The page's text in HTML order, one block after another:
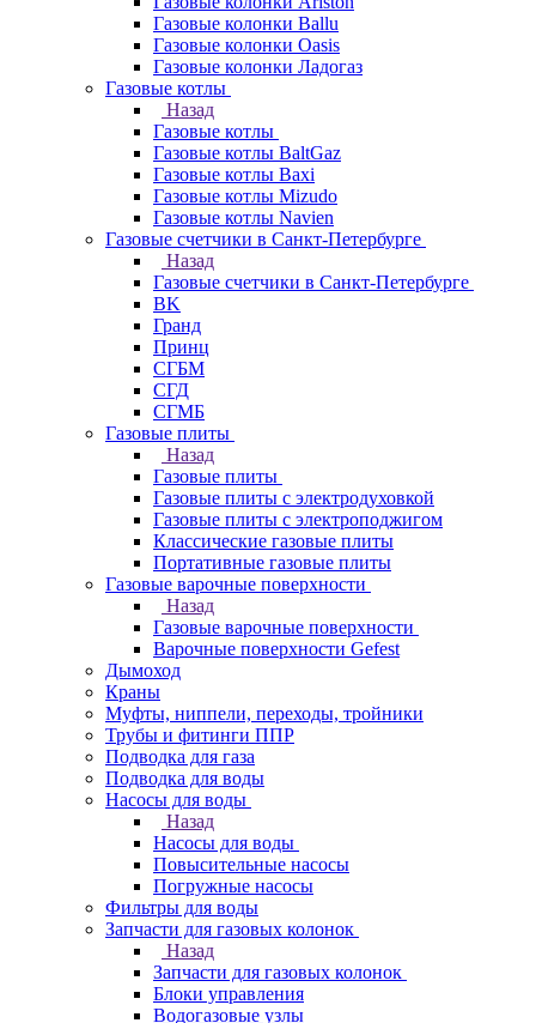
Газовые колонки Ballu
Газовые колонки Oasis
Газовые колонки Ладогаз
Газовые котлы
Назад
Газовые котлы
Газовые котлы BaltGaz
Газовые котлы Baxi
Газовые котлы Mizudo
Газовые котлы Navien
Газовые счетчики в Санкт-Петербурге
Назад
Газовые счетчики в Санкт-Петербурге
BK
Гранд
Принц
СГБМ
СГД
СГМБ
Газовые плиты
Назад
Газовые плиты
Газовые плиты с электродуховкой
Газовые плиты с электроподжигом
Классические газовые плиты
Портативные газовые плиты
Газовые варочные поверхности
Назад
Газовые варочные поверхности
Варочные поверхности Gefest
Дымоход
Краны
Муфты, ниппели, переходы, тройники
Трубы и фитинги ППР
Подводка для газа
Подводка для воды
Насосы для воды
Назад
Насосы для воды
Повысительные насосы
Погружные насосы
Фильтры для воды
Запчасти для газовых колонок
Назад
Запчасти для газовых колонок
Блоки управления
Водогазовые узлы